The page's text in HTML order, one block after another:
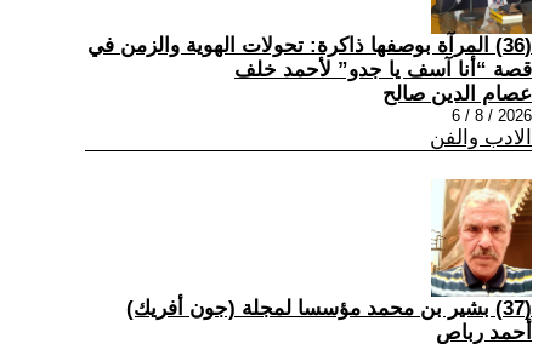
(36) المرآة بوصفها ذاكرة: تحولات الهوية والزمن في
قصة “أنا آسف يا جدو” لأحمد خلف
عصام الدين صالح
2026 / 8 / 6
الادب والفن
(37) بشير بن محمد مؤسسا لمجلة (جون أفريك)
أحمد رباص